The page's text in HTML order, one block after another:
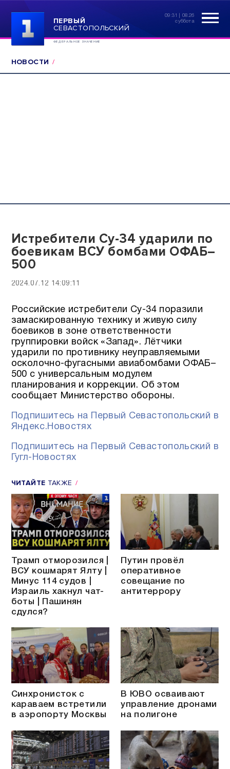
ПЕРВЫЙ
СЕВАСТОПОЛЬСКИЙ
ФЕДЕРАЛЬНОЕ ЗНАЧЕНИЕ
09:31 | 08.26
суббота
НОВОСТИ
Истребители Су-34 ударили по
боевикам ВСУ бомбами ОФАБ–
500
2024.07.12 14:09:11
Российские истребители Су-34 поразили
замаскированную технику и живую силу
боевиков в зоне ответственности
группировки войск «Запад». Лётчики
ударили по противнику неуправляемыми
осколочно-фугасными авиабомбами ОФАБ–
500 с универсальным модулем
планирования и коррекции. Об этом
сообщает Министерство обороны.
Подпишитесь на Первый Севастопольский в
Яндекс.Новостях
Подпишитесь на Первый Севастопольский в
Гугл-Новостях
ЧИТАЙТЕ ТАКЖЕ
Трамп отморозился |
ВСУ кошмарят Ялту |
Минус 114 судов |
Израиль хакнул чат-
боты | Пашинян
сдулся?
Путин провёл
оперативное
совещание по
антитеррору
Синхронисток с
караваем встретили
в аэропорту Москвы
В ЮВО осваивают
управление дронами
на полигоне